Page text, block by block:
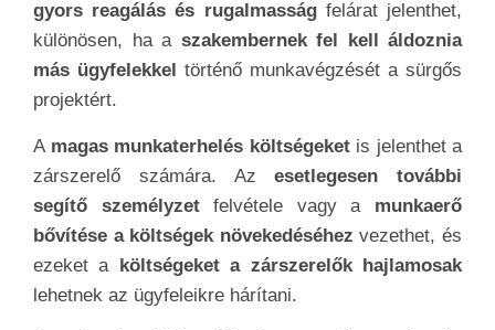
gyors reagálás és rugalmasságfelárat jelenthet,
különösen, ha a szakembernek fel kell áldoznia
más ügyfelekkel történő munkavégzését a sürgős
projektért.
A magas munkaterhelés költségeket is jelenthet a
zárszerelő számára. Azesetlegesen további
segítő személyzetfelvétele vagy amunkaerő
bővítése a költségek növekedéséhez vezethet, és
ezeket a költségeket a zárszerelők hajlamosak
lehetnek az ügyfeleikre hárítani.